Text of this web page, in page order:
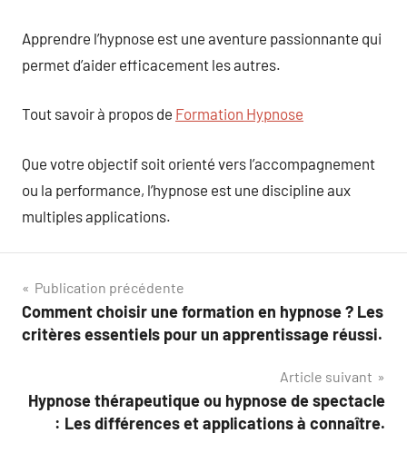
Apprendre l’hypnose est une aventure passionnante qui
permet d’aider efficacement les autres.
Tout savoir à propos de Formation Hypnose
Que votre objectif soit orienté vers l’accompagnement
ou la performance, l’hypnose est une discipline aux
multiples applications.
Navigation
de
Publication précédente
Comment choisir une formation en hypnose ? Les
critères essentiels pour un apprentissage réussi.
Article suivant
Hypnose thérapeutique ou hypnose de spectacle
: Les différences et applications à connaître.